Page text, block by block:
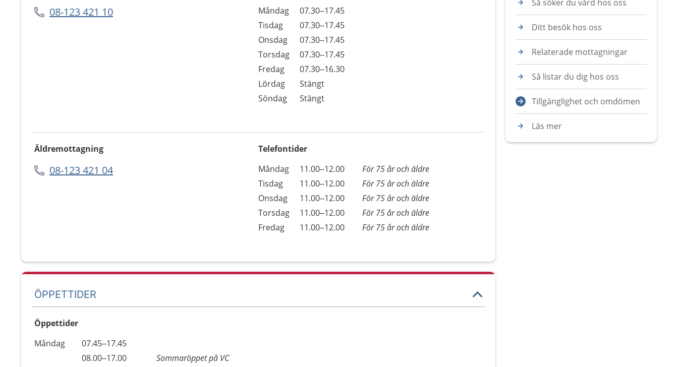
08-123 421 10 Dag
Öppettider
Kommentarer
Måndag
07.30–17.45
Tisdag
07.30–17.45
Onsdag
07.30–17.45
Torsdag
07.30–17.45
Fredag
07.30–16.30
Lördag
Stängt
Söndag
Stängt
Äldremottagning
08-123 421 04
Telefontider
Dag
Öppettider
Kommentarer
Måndag 11.00–12.00
För 75 år och äldre
Tisdag
11.00–12.00
För 75 år och äldre
Onsdag
11.00–12.00
För 75 år och äldre
Torsdag
11.00–12.00
För 75 år och äldre
Fredag
11.00–12.00 För 75 år och äldre
ÖPPETTIDER
Öppettider
Dag
Öppettider
Kommentarer
Måndag
07.45–17.45
08.00–17.00
Sommaröppet på VC
Så söker du vård hos oss
Ditt besök hos oss
Relaterade mottagningar
Så listar du dig hos oss
Tillgänglighet och omdömen
Läs mer